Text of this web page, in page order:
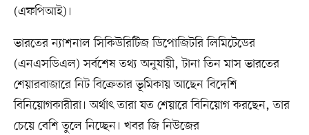
(এফপিআই)।
ভারতের ন্যাশনাল সিকিউরিটিজ ডিপোজিটরি লিমিটেডের
(এনএসডিএল) সর্বশেষ তথ্য অনুযায়ী, টানা তিন মাস ভারতের
শেয়ারবাজারে নিট বিক্রেতার ভূমিকায় আছেন বিদেশি
বিনিয়োগকারীরা। অর্থাৎ তারা যত শেয়ারে বিনিয়োগ করছেন, তার
চেয়ে বেশি তুলে নিচ্ছেন। খবর জি নিউজের